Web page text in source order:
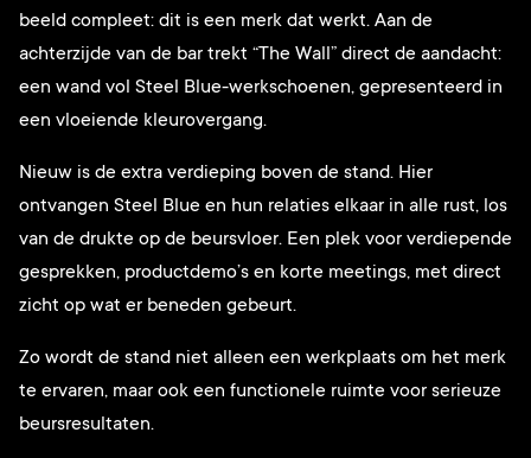
beeld compleet: dit is een merk dat werkt. Aan de
achterzijde van de bar trekt “The Wall” direct de aandacht:
een wand vol Steel Blue-werkschoenen, gepresenteerd in
een vloeiende kleurovergang.
Nieuw is de extra verdieping boven de stand. Hier
ontvangen Steel Blue en hun relaties elkaar in alle rust, los
van de drukte op de beursvloer. Een plek voor verdiepende
gesprekken, productdemo’s en korte meetings, met direct
zicht op wat er beneden gebeurt.
Zo wordt de stand niet alleen een werkplaats om het merk
te ervaren, maar ook een functionele ruimte voor serieuze
beursresultaten.